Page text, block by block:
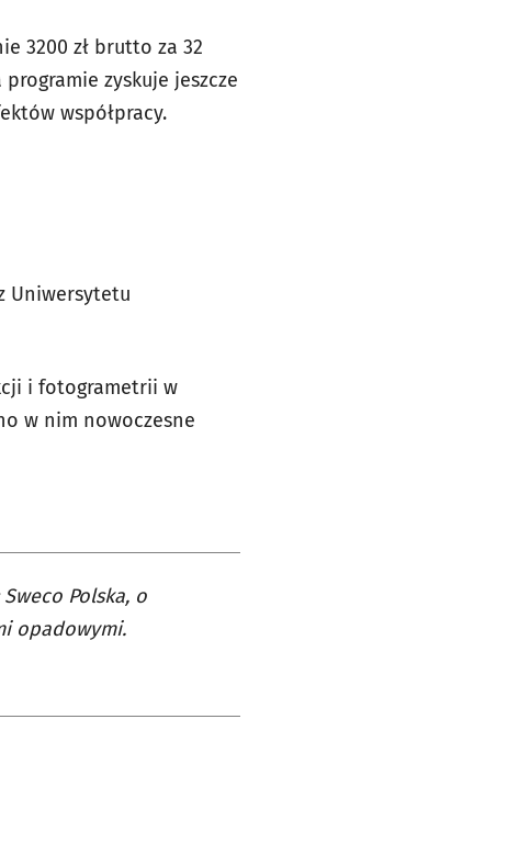
3200 zł brutto za 32
zyskuje jeszcze
współpracy.
Uniwersytetu
i fotogrametrii w
w nim nowoczesne
Polska, o
opadowymi.